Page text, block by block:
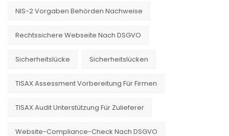
NIS-2 Vorgaben Behörden Nachweise
Rechtssichere Webseite Nach DSGVO
Sicherheitslücke Sicherheitslücken
TISAX Assessment Vorbereitung Für Firmen
TISAX Audit Unterstützung Für Zulieferer
Website-Compliance-Check Nach DSGVO